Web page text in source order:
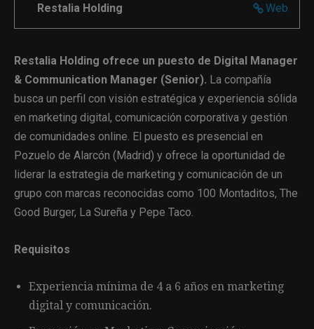
Web
Restalia Holding
Restalia Holding ofrece un puesto de Digital Manager
& Communication Manager (Senior). La compañía
busca un perfil con visión estratégica y experiencia sólida
en marketing digital, comunicación corporativa y gestión
de comunidades online. El puesto es presencial en
Pozuelo de Alarcón (Madrid) y ofrece la oportunidad de
liderar la estrategia de marketing y comunicación de un
grupo con marcas reconocidas como 100 Montaditos, The
Good Burger, La Sureña y Pepe Taco.
Requisitos
Experiencia mínima de 4 a 6 años en marketing
digital y comunicación.